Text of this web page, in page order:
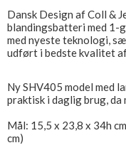
Dansk Design af Coll &
blandingsbatteri med 1-
med nyeste teknologi,
udført i bedste kvalitet
Ny SHV405 model med
praktisk i daglig brug, da
Mål: 15,5 x 23,8 x 34h
cm)